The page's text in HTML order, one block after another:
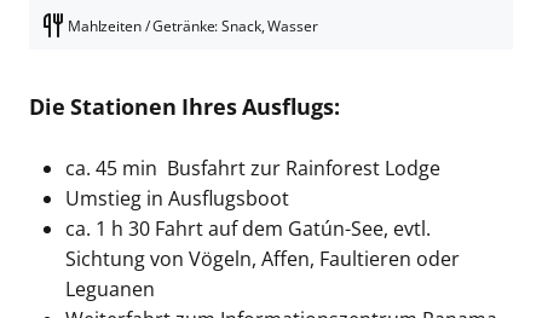
Mahlzeiten / Getränke: Snack, Wasser
Die Stationen Ihres Ausflugs:
ca. 45 min Busfahrt zur Rainforest Lodge
Umstieg in Ausflugsboot
ca. 1 h 30 Fahrt auf dem Gatún-See, evtl.
Sichtung von Vögeln, Affen, Faultieren oder
Leguanen